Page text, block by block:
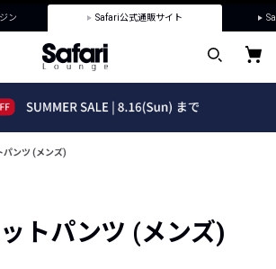
ン Safari公式通販サイト
パンツ (メンズ)
トパンツ (メンズ)